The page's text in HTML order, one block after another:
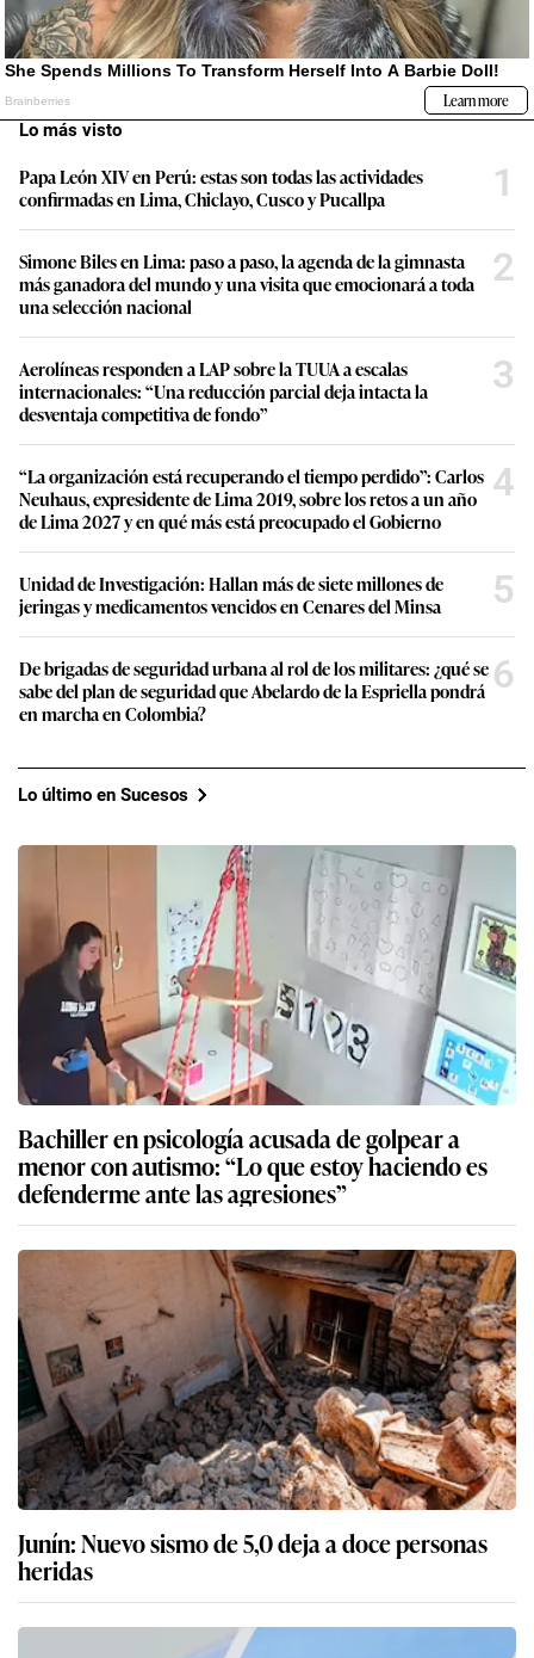
Lo más visto
Papa León XIV en Perú: estas son todas las actividades
confirmadas en Lima, Chiclayo, Cusco y Pucallpa
1
Simone Biles en Lima: paso a paso, la agenda de la gimnasta
más ganadora del mundo y una visita que emocionará a toda
una selección nacional
2
Aerolíneas responden a LAP sobre la TUUA a escalas
internacionales: “Una reducción parcial deja intacta la
desventaja competitiva de fondo”
3
“La organización está recuperando el tiempo perdido”: Carlos
Neuhaus, expresidente de Lima 2019, sobre los retos a un año
de Lima 2027 y en qué más está preocupado el Gobierno
4
Unidad de Investigación: Hallan más de siete millones de
jeringas y medicamentos vencidos en Cenares del Minsa
5
De brigadas de seguridad urbana al rol de los militares: ¿qué se
sabe del plan de seguridad que Abelardo de la Espriella pondrá
en marcha en Colombia?
6
Lo último en Sucesos
Bachiller en psicología acusada de golpear a
menor con autismo: “Lo que estoy haciendo es
defenderme ante las agresiones”
Junín: Nuevo sismo de 5,0 deja a doce personas
heridas